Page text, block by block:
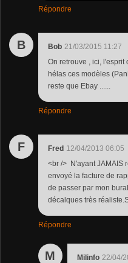
Répondre
B Bob 21/03/2015 11:27
On retrouve , ici, l'esprit
hélas ces modèles
reste que Ebay ......
Répondre
F Fred 12/04/2013 06:05
<br /> N'ayant JAMAIS
envoyé la facture de
de passer par mon
décalques très
Répondre
M Milinfo 22/04/